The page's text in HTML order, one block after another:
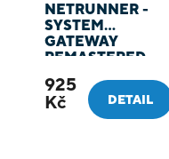
NETRUNNER -
SYSTEM
GATEWAY
REMASTERED
925
Kč
DETAIL